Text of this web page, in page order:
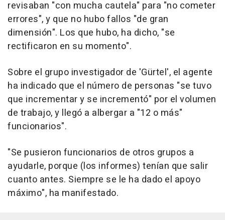
revisaban "con mucha cautela" para "no cometer
errores", y que no hubo fallos "de gran
dimensión". Los que hubo, ha dicho, "se
rectificaron en su momento".
Sobre el grupo investigador de 'Gürtel', el agente
ha indicado que el número de personas "se tuvo
que incrementar y se incrementó" por el volumen
de trabajo, y llegó a albergar a "12 o más"
funcionarios".
"Se pusieron funcionarios de otros grupos a
ayudarle, porque (los informes) tenían que salir
cuanto antes. Siempre se le ha dado el apoyo
máximo", ha manifestado.